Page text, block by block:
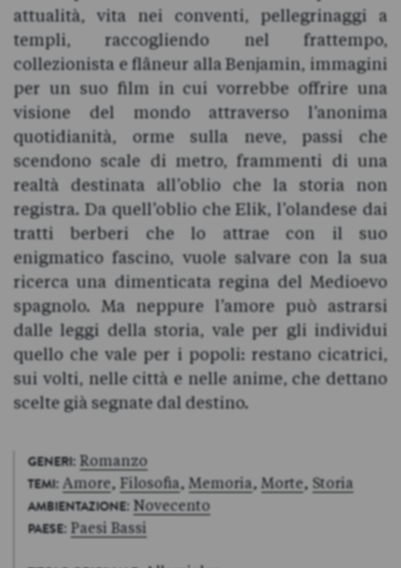
attualità, vita nei conventi, pellegrinaggi a
templi, raccogliendo nel frattempo,
collezionista e flâneur alla Benjamin, immagini
per un suo film in cui vorrebbe offrire una
visione del mondo attraverso l’anonima
quotidianità, orme sulla neve, passi che
scendono scale di metro, frammenti di una
realtà destinata all’oblio che la storia non
registra. Da quell’oblio che Elik, l’olandese dai
tratti berberi che lo attrae con il suo
enigmatico fascino, vuole salvare con la sua
ricerca una dimenticata regina del Medioevo
spagnolo. Ma neppure l’amore può astrarsi
dalle leggi della storia, vale per gli individui
quello che vale per i popoli: restano cicatrici,
sui volti, nelle città e nelle anime, che dettano
scelte già segnate dal destino.
GENERI: Romanzo
TEMI: Amore, Filosofia, Memoria, Morte, Storia
AMBIENTAZIONE: Novecento
PAESE: Paesi Bassi